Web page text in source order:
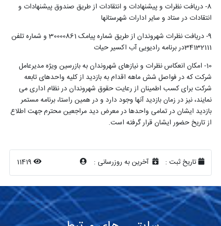
8- دریافت نظرات و پیشنهادات و انتقادات از طریق صندوق پیشنهادات و
انتقادات در ستاد و سایر ادارات شهرستانها
9- دریافت نظرات شهروندان از طریق شماره پیامک 30000861 و شماره تلفن
34132111در برنامه رادیویی آب اکسیر حیات
10- امکان انعکاس نظرات و نیازهای شهروندان به بازرسین ویژه مدیرعامل
شرکت که در فواصل شش ماهه اقدام به بازدید از کلیه واحدهای تابعه
شرکت برای کسب اطمینان از رعایت حقوق شهروندان در نظام اداری می
نمایند، نیز در زمان بازدید آنها وجود دارد و در همین راستا، برنامه مستمر
بازدید ایشان در تمامی واحدها در معرض دید مراجعین محترم جهت اطلاع
از تاریخ حضور ایشان قرار گرفته است.
تاریخ ثبت : آخرین به روزرسانی : 11419